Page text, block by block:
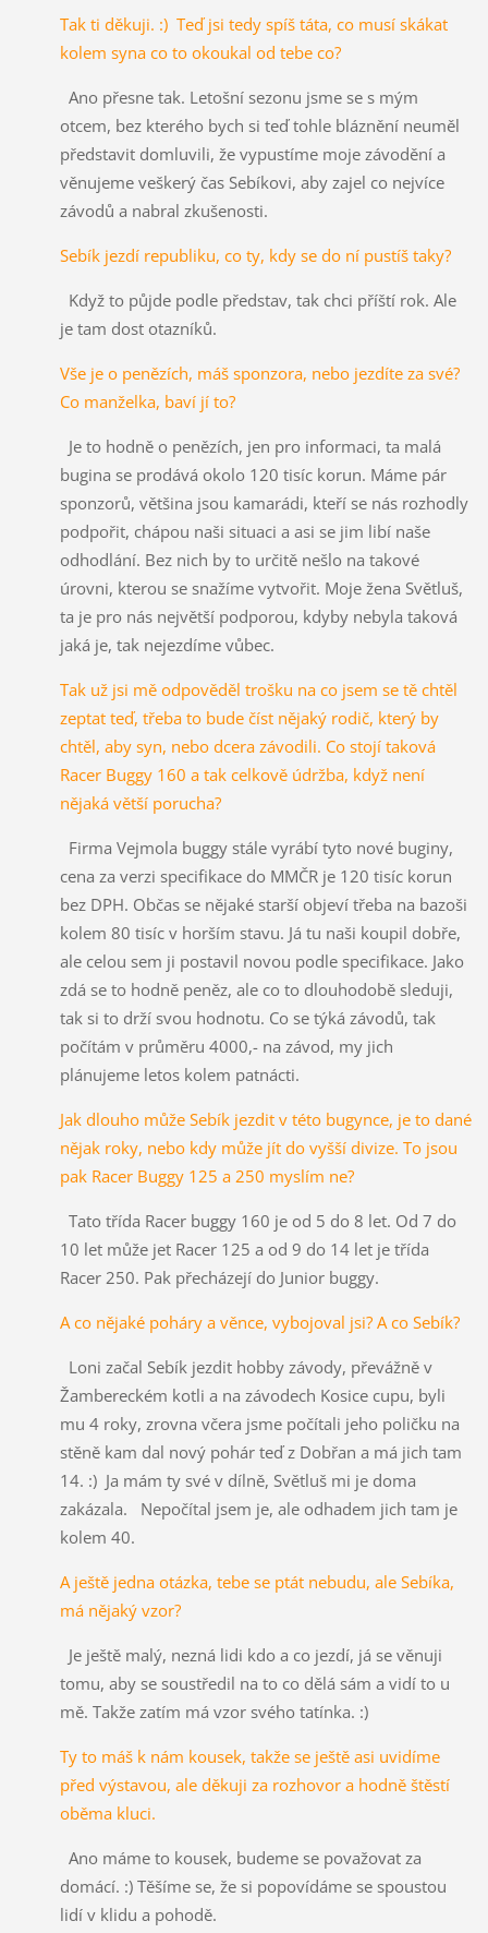
Tak ti děkuji. :) Teď jsi tedy spíš táta, co musí skákat
kolem syna co to okoukal od tebe co?
Ano přesne tak. Letošní sezonu jsme se s mým
otcem, bez kterého bych si teď tohle bláznění neuměl
představit domluvili, že vypustíme moje závodění a
věnujeme veškerý čas Sebíkovi, aby zajel co nejvíce
závodů a nabral zkušenosti.
Sebík jezdí republiku, co ty, kdy se do ní pustíš taky?
Když to půjde podle představ, tak chci příští rok. Ale
je tam dost otazníků.
Vše je o penězích, máš sponzora, nebo jezdíte za své?
Co manželka, baví jí to?
Je to hodně o penězích, jen pro informaci, ta malá
bugina se prodává okolo 120 tisíc korun. Máme pár
sponzorů, většina jsou kamarádi, kteří se nás rozhodly
podpořit, chápou naši situaci a asi se jim libí naše
odhodlání. Bez nich by to určitě nešlo na takové
úrovni, kterou se snažíme vytvořit. Moje žena Světluš,
ta je pro nás největší podporou, kdyby nebyla taková
jaká je, tak nejezdíme vůbec.
Tak už jsi mě odpověděl trošku na co jsem se tě chtěl
zeptat teď, třeba to bude číst nějaký rodič, který by
chtěl, aby syn, nebo dcera závodili. Co stojí taková
Racer Buggy 160 a tak celkově údržba, když není
nějaká větší porucha?
Firma Vejmola buggy stále vyrábí tyto nové buginy,
cena za verzi specifikace do MMČR je 120 tisíc korun
bez DPH. Občas se nějaké starší objeví třeba na bazoši
kolem 80 tisíc v horším stavu. Já tu naši koupil dobře,
ale celou sem ji postavil novou podle specifikace. Jako
zdá se to hodně peněz, ale co to dlouhodobě sleduji,
tak si to drží svou hodnotu. Co se týká závodů, tak
počítám v průměru 4000,- na závod, my jich
plánujeme letos kolem patnácti.
Jak dlouho může Sebík jezdit v této bugynce, je to dané
nějak roky, nebo kdy může jít do vyšší divize. To jsou
pak Racer Buggy 125 a 250 myslím ne?
Tato třída Racer buggy 160 je od 5 do 8 let. Od 7 do
10 let může jet Racer 125 a od 9 do 14 let je třída
Racer 250. Pak přecházejí do Junior buggy.
A co nějaké poháry a věnce, vybojoval jsi? A co Sebík?
Loni začal Sebík jezdit hobby závody, převážně v
Žambereckém kotli a na závodech Kosice cupu, byli
mu 4 roky, zrovna včera jsme počítali jeho poličku na
stěně kam dal nový pohár teď z Dobřan a má jich tam
14. :) Ja mám ty své v dílně, Světluš mi je doma
zakázala. Nepočítal jsem je, ale odhadem jich tam je
kolem 40.
A ještě jedna otázka, tebe se ptát nebudu, ale Sebíka,
má nějaký vzor?
Je ještě malý, nezná lidi kdo a co jezdí, já se věnuji
tomu, aby se soustředil na to co dělá sám a vidí to u
mě. Takže zatím má vzor svého tatínka. :)
Ty to máš k nám kousek, takže se ještě asi uvidíme
před výstavou, ale děkuji za rozhovor a hodně štěstí
oběma kluci.
Ano máme to kousek, budeme se považovat za
domácí. :) Těšíme se, že si popovídáme se spoustou
lidí v klidu a pohodě.